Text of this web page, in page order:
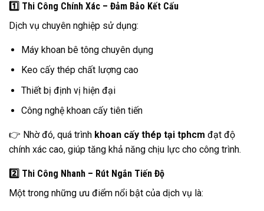
1️⃣ Thi Công Chính Xác – Đảm Bảo Kết Cấu
Dịch vụ chuyên nghiệp sử dụng:
Máy khoan bê tông chuyên dụng
Keo cấy thép chất lượng cao
Thiết bị định vị hiện đại
Công nghệ khoan cấy tiên tiến
👉 Nhờ đó, quá trình khoan cấy thép tại tphcm đạt độ
chính xác cao, giúp tăng khả năng chịu lực cho công trình.
2️⃣ Thi Công Nhanh – Rút Ngắn Tiến Độ
Một trong những ưu điểm nổi bật của dịch vụ là: